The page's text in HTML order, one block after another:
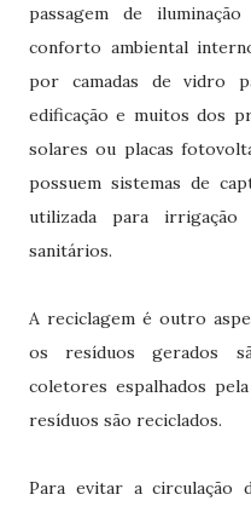
passagem de
conforto ambiental
por camadas de vidro
edificação e muitos dos
solares ou placas
possuem sistemas de
utilizada para
sanitários.
A reciclagem é outro
os resíduos gerados
coletores espalhados
resíduos são reciclados.
Para evitar a circulação